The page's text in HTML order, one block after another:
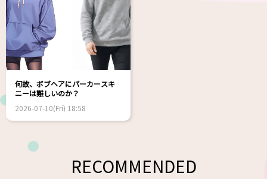
何故、ボブヘアにパーカースキ
ニーは難しいのか？
2026-07-10(Fri) 18:58
RECOMMENDED